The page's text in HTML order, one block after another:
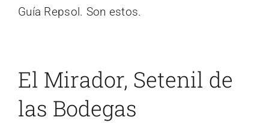
Guía Repsol. Son estos.
El Mirador, Setenil de
las Bodegas